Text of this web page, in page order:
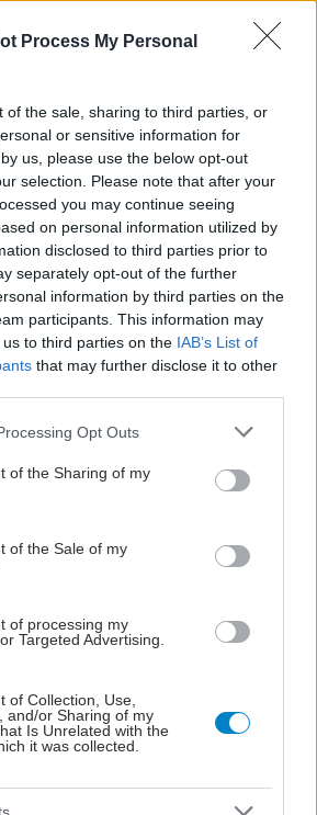
Process My Personal
of the sale, sharing to third parties, or
or sensitive information for
us, please use the below opt-out
selection. Please note that after your
you may continue seeing
on personal information utilized by
disclosed to third parties prior to
separately opt-out of the further
information by third parties on the
participants. This information may
to third parties on the IAB’s List of
that may further disclose it to other
website/app uses one or more Google
or usage behaviour. You may click to
to Google and its third-party tags to
specified purposes in below Google
Opt Outs
of the Sharing of my
of the Sale of my
of processing my
Targeted Advertising.
of Collection, Use,
and/or Sharing of my
Is Unrelated with the
it was collected.